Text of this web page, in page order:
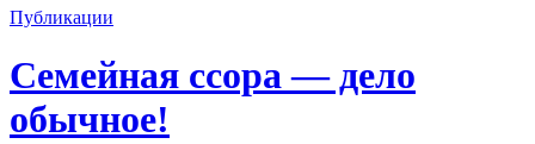
Публикации
Семейная ссора — дело
обычное!